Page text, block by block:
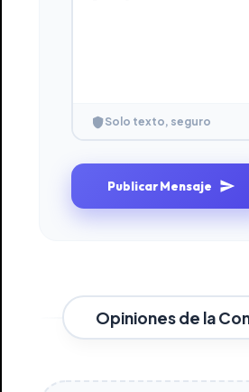
Solo texto, seguro
Publicar Mensaje
Opiniones de la